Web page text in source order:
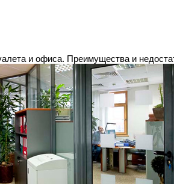
и офиса. Преимущества и